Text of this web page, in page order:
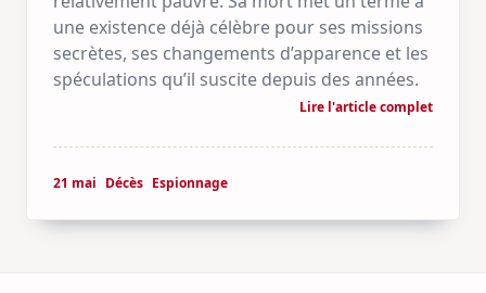
une existence déjà célèbre pour ses missions
secrètes, ses changements d’apparence et les
spéculations qu’il suscite depuis des années.
Lire l'article complet
21 mai Décès Espionnage